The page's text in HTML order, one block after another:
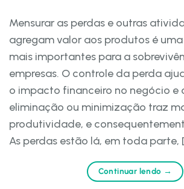
Mensurar as perdas e outras
agregam valor aos produtos é
mais importantes para a
empresas. O controle da perda
o impacto financeiro no negócio e
eliminação ou minimização traz
produtividade, e
As perdas estão lá, em toda parte,
Continuar lendo →